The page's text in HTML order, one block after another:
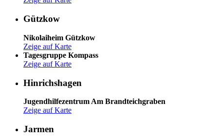
Gützkow
Nikolaiheim Gützkow
Zeige auf Karte
Tagesgruppe Kompass
Zeige auf Karte
Hinrichshagen
Jugendhilfezentrum Am Brandteichgraben
Zeige auf Karte
Jarmen